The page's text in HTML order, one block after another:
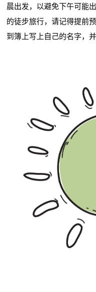
晨出发，以避免下午可能
的徒步旅行，请记得提前
到簿上写上自己的名字，